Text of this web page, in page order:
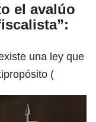
el avalúo
una ley que
(